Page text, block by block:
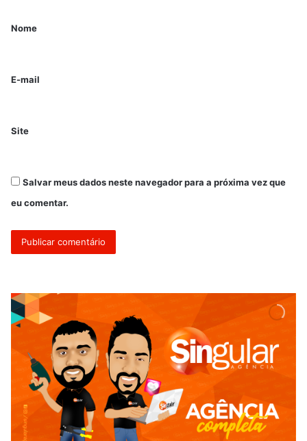
Nome
E-mail
Site
Salvar meus dados neste navegador para a próxima vez que
eu comentar.